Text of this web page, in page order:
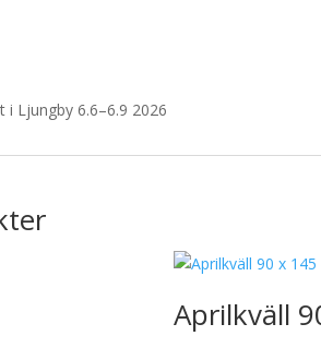
Ljungby 6.6–6.9 2026
Aprilkväll